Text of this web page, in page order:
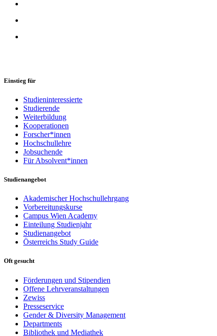
Einstieg für
Studieninteressierte
Studierende
Weiterbildung
Kooperationen
Forscher*innen
Hochschullehre
Jobsuchende
Für Absolvent*innen
Studienangebot
Akademischer Hochschullehrgang
Vorbereitungskurse
Campus Wien Academy
Einteilung Studienjahr
Studienangebot
Österreichs Study Guide
Oft gesucht
Förderungen und Stipendien
Offene Lehrveranstaltungen
Zewiss
Presseservice
Gender & Diversity Management
Departments
Bibliothek und Mediathek